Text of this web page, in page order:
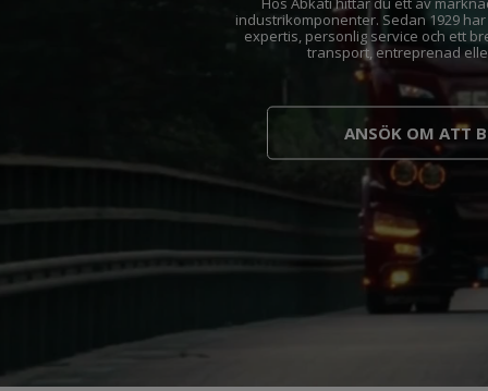
industrikomponenter. Sedan 1929
expertis, personlig service och ett
transport, entreprenad
ANSÖK OM ATT